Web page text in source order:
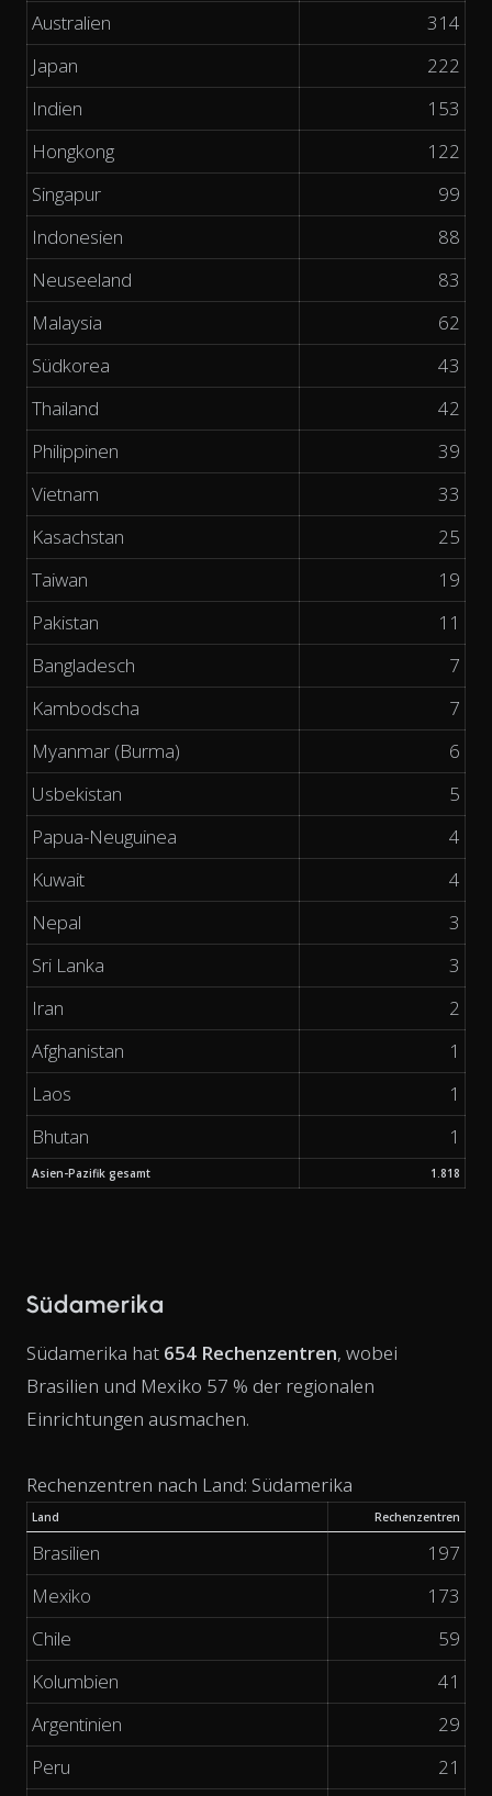
Australien
314
Japan
222
Indien
153
Hongkong
122
Singapur
99
Indonesien
88
Neuseeland
83
Malaysia
62
Südkorea
43
Thailand
42
Philippinen
39
Vietnam
33
Kasachstan
25
Taiwan
19
Pakistan
11
Bangladesch
7
Kambodscha
7
Myanmar (Burma)
6
Usbekistan
5
Papua-Neuguinea
4
Kuwait
4
Nepal
3
Sri Lanka
3
Iran
2
Afghanistan
1
Laos
1
Bhutan
1
Asien-Pazifik gesamt 1.818
Südamerika
Südamerika hat 654 Rechenzentren, wobei
Brasilien und Mexiko 57 % der regionalen
Einrichtungen ausmachen.
Rechenzentren nach Land: Südamerika
Land Rechenzentren
Brasilien
197
Mexiko
173
Chile
59
Kolumbien
41
Argentinien
29
Peru
21